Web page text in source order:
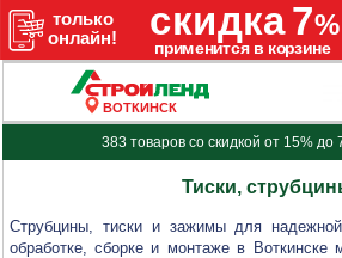
ВОТКИНСК
383 товаров со скидкой от 15% до
Тиски,
Струбцины, тиски и зажимы для
обработке, сборке и монтаже в Воткинске